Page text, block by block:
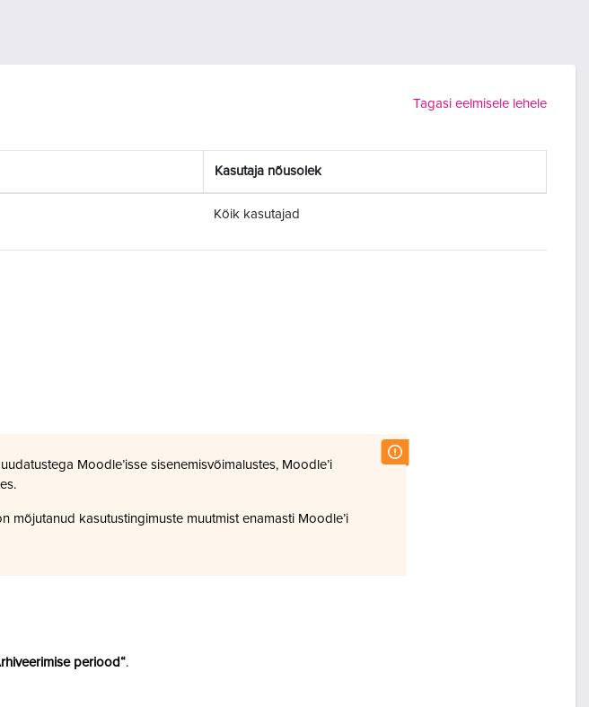
Tagasi eelmisele lehele
Kasutaja nõusolek
Kõik kasutajad
Moodle’isse sisenemisvõimalustes, Moodle’i
mõjutanud kasutustingimuste muutmist enamasti Moodle’i
periood“.